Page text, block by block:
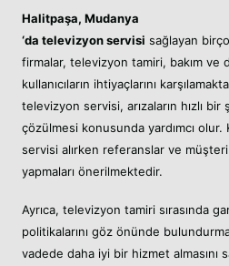
Halitpaşa, Mudanya
‘da televizyon servisi sağlayan
firmalar, televizyon tamiri, bakım ve
kullanıcıların ihtiyaçlarını
televizyon servisi, arızaların hızlı
çözülmesi konusunda yardımcı olur.
servisi alırken referanslar ve
yapmaları önerilmektedir.
Ayrıca, televizyon tamiri sırasında
politikalarını göz önünde
vadede daha iyi bir hizmet almasını